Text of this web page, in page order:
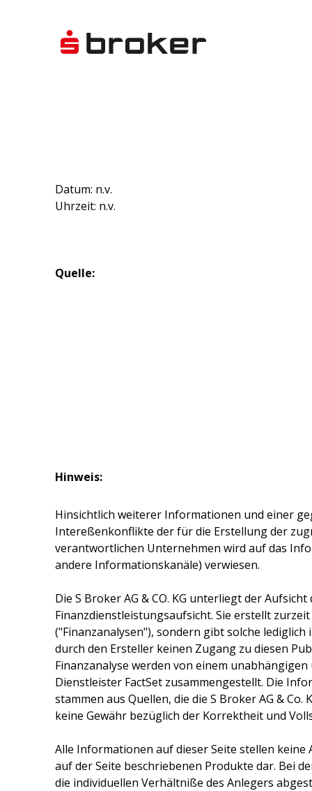
Datum: n.v.
Uhrzeit: n.v.
Quelle:
Hinweis:
Hinsichtlich weiterer Informationen und einer
Intereßenkonflikte der für die Erstellung der
verantwortlichen Unternehmen wird auf das
andere Informationskanäle) verwiesen.
Die S Broker AG & CO. KG unterliegt der Aufsicht
Finanzdienstleistungsaufsicht. Sie erstellt
("Finanzanalysen"), sondern gibt solche
durch den Ersteller keinen Zugang zu diesen
Finanzanalyse werden von einem
Dienstleister FactSet zusammengestellt. Die
stammen aus Quellen, die die S Broker AG & Co.
keine Gewähr bezüglich der Korrektheit und
Alle Informationen auf dieser Seite stellen
auf der Seite beschriebenen Produkte dar. Bei
die individuellen Verhältniße des Anlegers